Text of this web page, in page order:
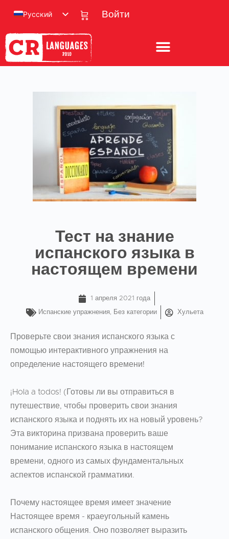
Войти
Русский
Тест на знание
испанского языка в
настоящем времени
1 апреля 2021 года
Испанские упражнения, Без категории Хульета
Проверьте свои знания испанского языка с
помощью интерактивного упражнения на
определение настоящего времени!
¡Hola a todos! (Готовы ли вы отправиться в
путешествие, чтобы проверить свои знания
испанского языка и поднять их на новый уровень?
Эта викторина призвана проверить ваше
понимание испанского языка в настоящем
времени, одного из самых фундаментальных
аспектов испанской грамматики.
Почему настоящее время имеет значение
Настоящее время - краеугольный камень
испанского общения. Оно позволяет выразить